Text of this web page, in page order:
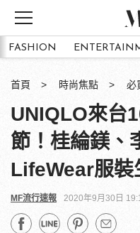
FASHION
首頁 時尚焦點 必
UNIQLO來台
節！桂綸鎂、
LifeWear服裝
MF流行速報 2020年9月30日